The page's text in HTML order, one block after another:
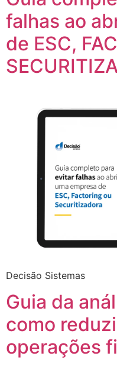
falhas ao
de ESC,
Decisão Sistemas
Guia da
como
operações